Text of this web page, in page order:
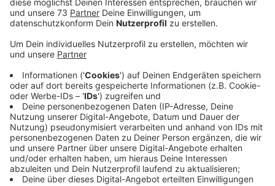
Mit dem Gründerpreis NRW zeichnet die
Landesregierung jedes Jahr neue Firmen mit kreativen
Ideen und spannenden Innovationen aus. Aktuell sind
rund 150 Bewerbungen eingegangen und die Jury hat
10 Unternehmen nominiert, darunter auch StoneTec
aus Bocholt. Tim Dunkerbeck und Peter Hagdorn
haben die Fliesenverlegefirma 2014 gegründet und
beschäftigen mittlerweile 27 Mitarbeiter. Und genau
die stehen bei dem Betrieb im Mittelpunkt, wenn es
um Eigenverantwortung, aber auch um die
Digitalisierung geht. So arbeitet das Unternehmen zum